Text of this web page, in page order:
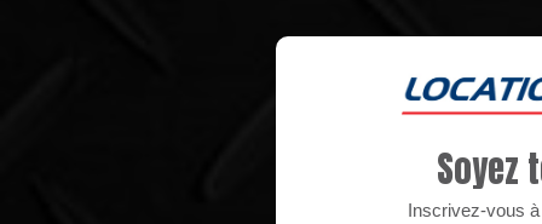
Soyez
Inscrivez-vous